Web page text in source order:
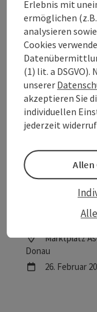
Location
Marktplatz
Donau
Nächster
22.Jänner
Aschach
der
Location
Marktplatz
Donau
Nächster
26. Februar
Erlebnis mit
ermöglichen
analysieren
Cookies
(1) lit. a
unserer
akzeptieren Sie
individuellen
jederzeit
Allen